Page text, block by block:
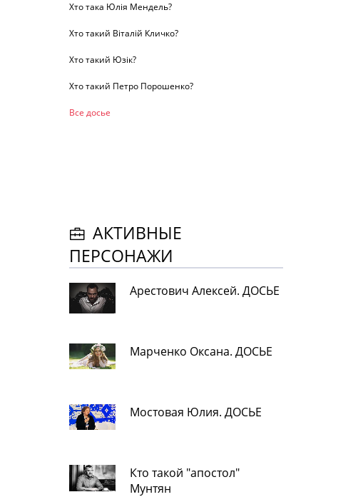
Хто така Юлія Мендель?
Хто такий Віталій Кличко?
Хто такий Юзік?
Хто такий Петро Порошенко?
Все досье
АКТИВНЫЕ
ПЕРСОНАЖИ
Арестович Алексей. ДОСЬЕ
Марченко Оксана. ДОСЬЕ
Мостовая Юлия. ДОСЬЕ
Кто такой "апостол"
Мунтян